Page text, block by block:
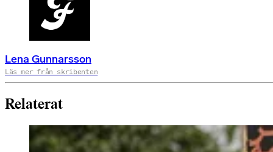
Lena Gunnarsson
Läs mer från skribenten
Relaterat